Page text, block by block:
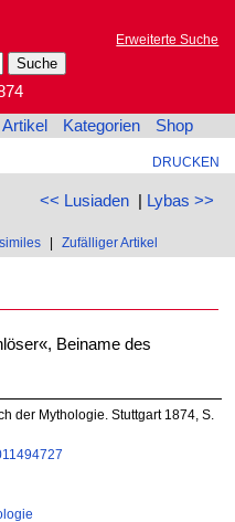
Erweiterte Suche
Kategorien Shop
DRUCKEN
<< Lusiaden| Lybas >>
Zufälliger Artikel
Beiname des
der Mythologie. Stuttgart 1874, S.